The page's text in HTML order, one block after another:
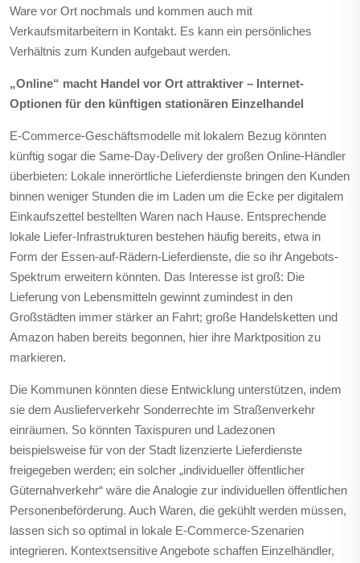
Ware vor Ort nochmals und kommen auch mit
Verkaufsmitarbeitern in Kontakt. Es kann ein persönliches
Verhältnis zum Kunden aufgebaut werden.
„Online“ macht Handel vor Ort attraktiver – Internet-
Optionen für den künftigen stationären Einzelhandel
E-Commerce-Geschäftsmodelle mit lokalem Bezug könnten
künftig sogar die Same-Day-Delivery der großen Online-Händler
überbieten: Lokale innerörtliche Lieferdienste bringen den Kunden
binnen weniger Stunden die im Laden um die Ecke per digitalem
Einkaufszettel bestellten Waren nach Hause. Entsprechende
lokale Liefer-Infrastrukturen bestehen häufig bereits, etwa in
Form der Essen-auf-Rädern-Lieferdienste, die so ihr Angebots-
Spektrum erweitern könnten. Das Interesse ist groß: Die
Lieferung von Lebensmitteln gewinnt zumindest in den
Großstädten immer stärker an Fahrt; große Handelsketten und
Amazon haben bereits begonnen, hier ihre Marktposition zu
markieren.
Die Kommunen könnten diese Entwicklung unterstützen, indem
sie dem Auslieferverkehr Sonderrechte im Straßenverkehr
einräumen. So könnten Taxispuren und Ladezonen
beispielsweise für von der Stadt lizenzierte Lieferdienste
freigegeben werden; ein solcher „individueller öffentlicher
Güternahverkehr“ wäre die Analogie zur individuellen öffentlichen
Personenbeförderung. Auch Waren, die gekühlt werden müssen,
lassen sich so optimal in lokale E-Commerce-Szenarien
integrieren. Kontextsensitive Angebote schaffen Einzelhändler,